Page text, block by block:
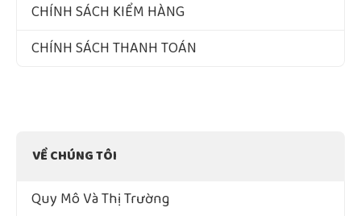
CHÍNH SÁCH KIỂM HÀNG
CHÍNH SÁCH THANH TOÁN
VỀ CHÚNG TÔI
Quy Mô Và Thị Trường